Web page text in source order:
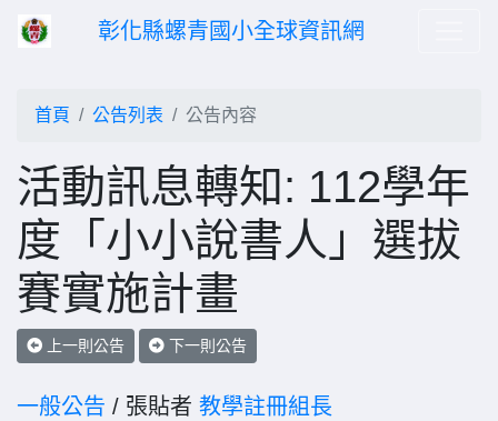
彰化縣螺青國小全球資訊網
首頁 公告列表 公告內容
活動訊息轉知: 112學年
度「小小說書人」選拔
賽實施計畫
上一則公告 下一則公告
一般公告 / 張貼者 教學註冊組長